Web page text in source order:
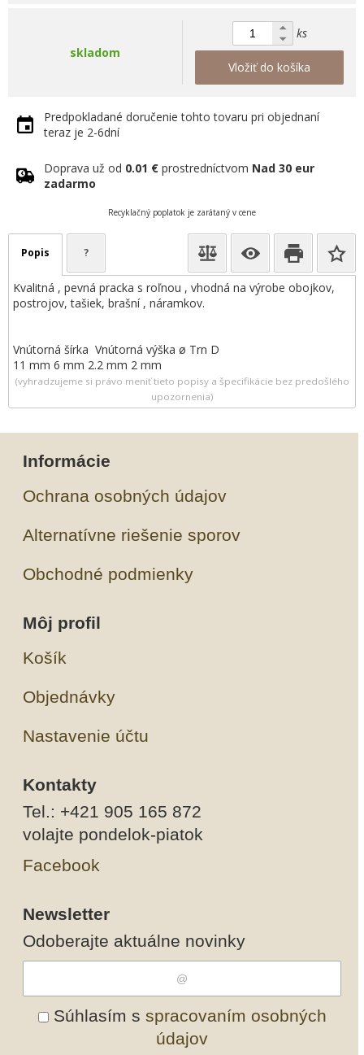
skladom
ks
Vložiť do košíka
Predpokladané doručenie tohto tovaru pri objednaní
teraz je 2-6dní
Doprava už od 0.01 € prostredníctvom Nad 30 eur
zadarmo
Recyklačný poplatok je zarátaný v cene
Popis ?
Kvalitná , pevná pracka s roľnou , vhodná na výrobe obojkov,
postrojov, tašiek, brašní , náramkov.
Vnútorná šírka Vnútorná výška ø Trn D
11 mm 6 mm 2.2 mm 2 mm
(vyhradzujeme si právo meniť tieto popisy a špecifikácie bez predošlého
upozornenia)
Informácie
Ochrana osobných údajov
Alternatívne riešenie sporov
Obchodné podmienky
Môj profil
Košík
Objednávky
Nastavenie účtu
Kontakty
Tel.: +421 905 165 872
volajte pondelok-piatok
Facebook
Newsletter
Odoberajte aktuálne novinky
Súhlasím s spracovaním osobných
údajov